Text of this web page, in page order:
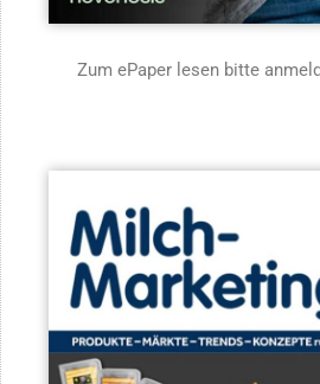
Zum ePaper lesen bitte